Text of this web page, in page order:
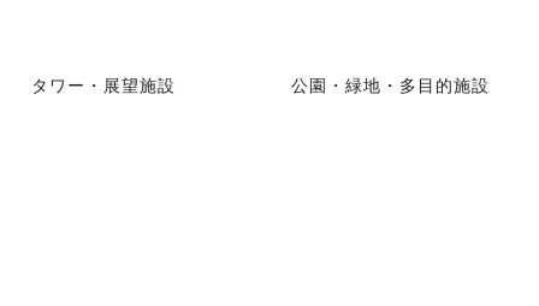
タワー・展望施設 公園・緑地・多目的施設